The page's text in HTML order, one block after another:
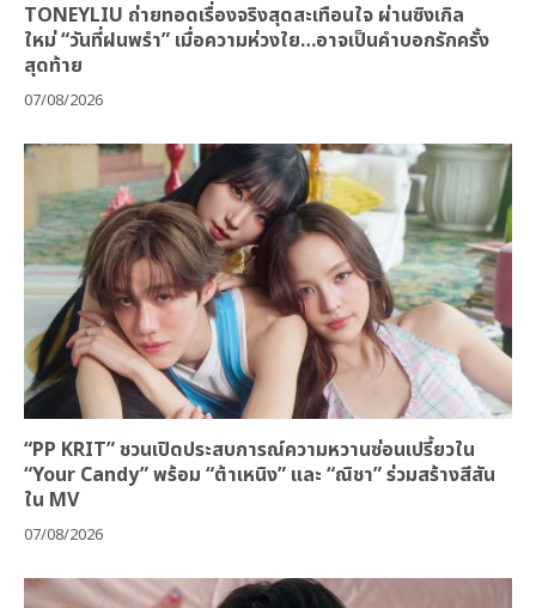
TONEYLIU ถ่ายทอดเรื่องจริงสุดสะเทือนใจ ผ่านซิงเกิล
ใหม่ “วันที่ฝนพรำ” เมื่อความห่วงใย…อาจเป็นคำบอกรักครั้ง
สุดท้าย
07/08/2026
“PP KRIT” ชวนเปิดประสบการณ์ความหวานซ่อนเปรี้ยวใน
“Your Candy” พร้อม “ต้าเหนิง” และ “ณิชา” ร่วมสร้างสีสัน
ใน MV
07/08/2026